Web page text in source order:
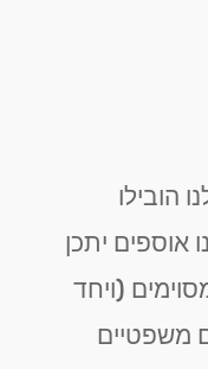
הובילו
אוספים יתכן
(ויחד
משפטיים